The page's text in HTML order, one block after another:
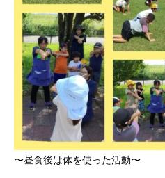
〜昼食後は体を使った活動〜